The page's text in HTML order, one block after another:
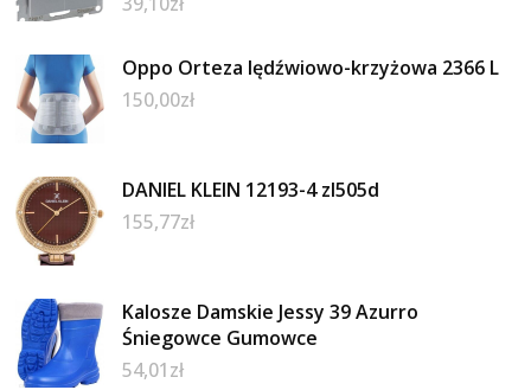
Oppo Orteza lędźwiowo-krzyżowa 2366 L
150,00zł
DANIEL KLEIN 12193-4 zl505d
155,77zł
Kalosze Damskie Jessy 39 Azurro
Śniegowce Gumowce
54,01zł